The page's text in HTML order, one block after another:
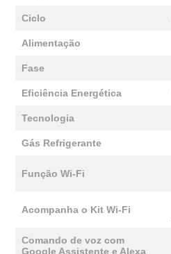
Ciclo
Alimentação
Fase
Eficiência Energética
Tecnologia
Gás Refrigerante
Função Wi-Fi
Acompanha o Kit Wi-Fi
Comando de voz com
Google Assistente e Alexa